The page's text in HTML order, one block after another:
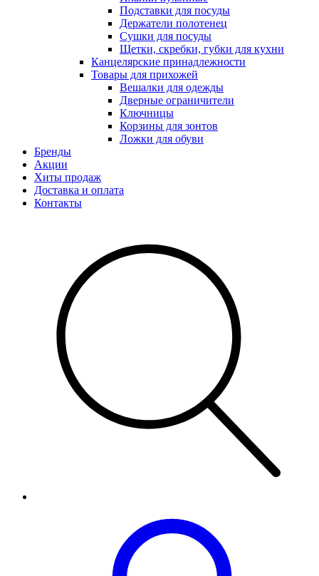
Подставки для посуды
Держатели полотенец
Сушки для посуды
Щетки, скребки, губки для кухни
Канцелярские принадлежности
Товары для прихожей
Вешалки для одежды
Дверные ограничители
Ключницы
Корзины для зонтов
Ложки для обуви
Бренды
Акции
Хиты продаж
Доставка и оплата
Контакты